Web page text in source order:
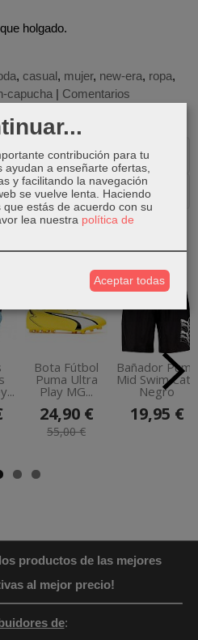
holgado.
casual mujer new-era ropa
capucha | Comentarios
-55 %
Bota Fútbol
Puma Ultra
Play MG...
24,90 €
55,00 €
Bañador Puma
Mid Swim Cats
Negro
19,95 €
productos de las mejores
al mejor precio!
de:
contribución para tu
a enseñarte ofertas,
y facilitando la navegación
se vuelve lenta. Haciendo
estás de acuerdo con su
lea nuestra política de
Aceptar todas